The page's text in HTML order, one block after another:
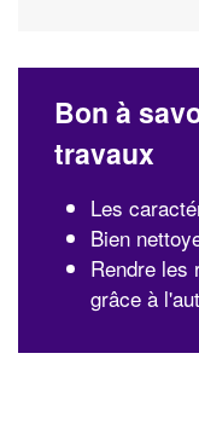
Bon à
travaux
Les
Bien
Rendre les
grâce à